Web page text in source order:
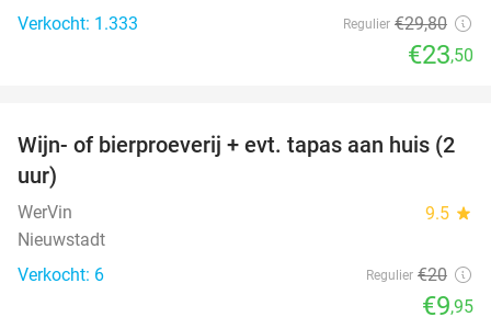
Verkocht: 1.333
Regulier €29,80
€23,50
50%
Wijn- of bierproeverij + evt. tapas aan huis (2
uur)
WerVin 9.5 star
Nieuwstadt
Verkocht: 6
Regulier €20
€9,95